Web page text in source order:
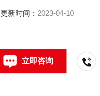
更新时间： 2023-04-10
立即咨询